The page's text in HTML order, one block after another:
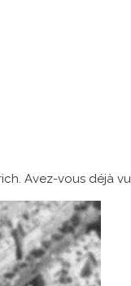
Avez-vous déjà